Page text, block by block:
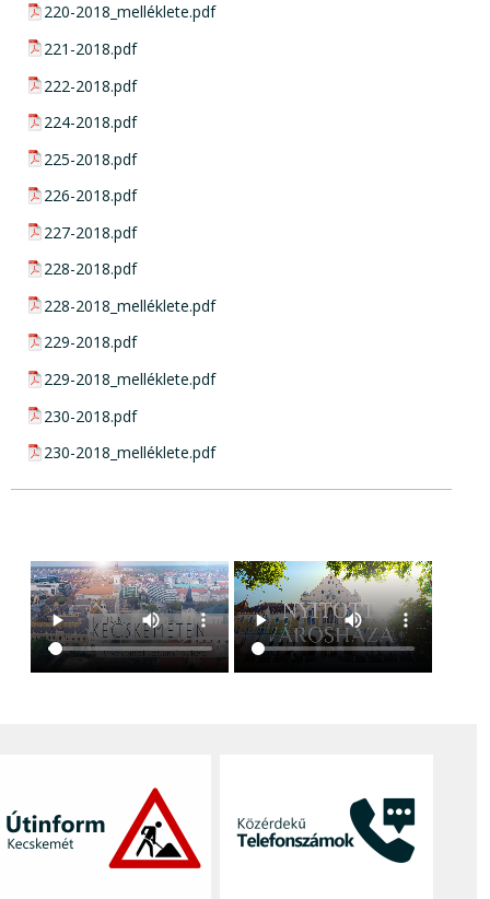
pdf csatolmány:
220-2018_melléklete.pdf
pdf csatolmány:
221-2018.pdf
pdf csatolmány:
222-2018.pdf
pdf csatolmány:
224-2018.pdf
pdf csatolmány:
225-2018.pdf
pdf csatolmány:
226-2018.pdf
pdf csatolmány:
227-2018.pdf
pdf csatolmány:
228-2018.pdf
pdf csatolmány:
228-2018_melléklete.pdf
pdf csatolmány:
229-2018.pdf
pdf csatolmány:
229-2018_melléklete.pdf
pdf csatolmány:
230-2018.pdf
pdf csatolmány:
230-2018_melléklete.pdf